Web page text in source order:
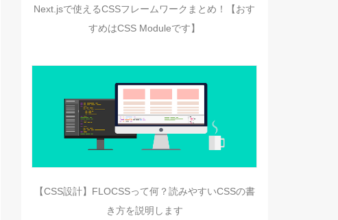
Next.jsで使えるCSSフレームワークまとめ！【おす
すめはCSS Moduleです】
【CSS設計】FLOCSSって何？読みやすいCSSの書
き方を説明します